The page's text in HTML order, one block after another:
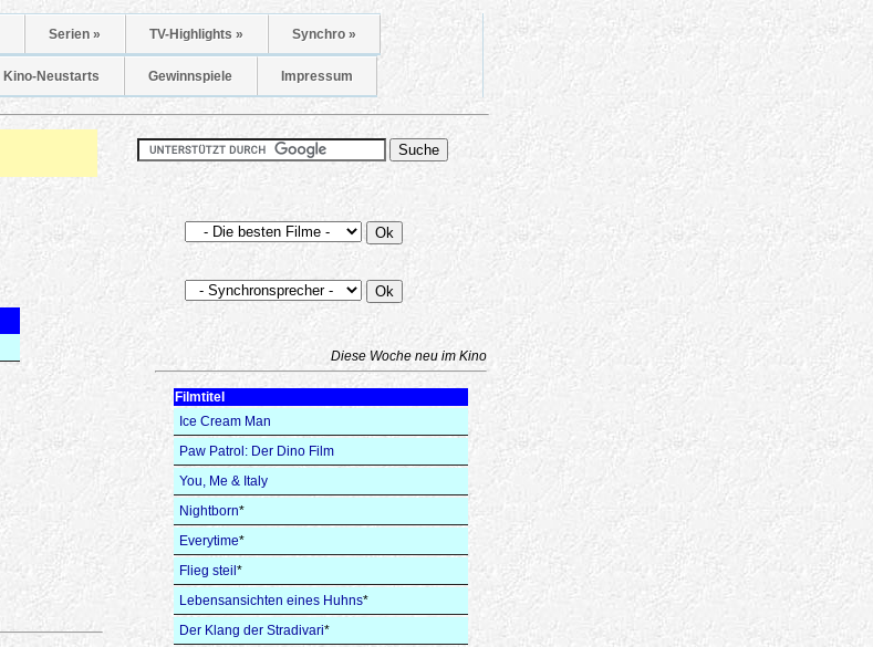
Serien » TV-Highlights » Synchro »
Kino-Neustarts Gewinnspiele Impressum
Diese Woche neu im Kino
Filmtitel
Ice Cream Man
Paw Patrol: Der Dino Film
You, Me & Italy
Nightborn*
Everytime*
Flieg steil *
Lebensansichten eines Huhns*
Der Klang der Stradivari*